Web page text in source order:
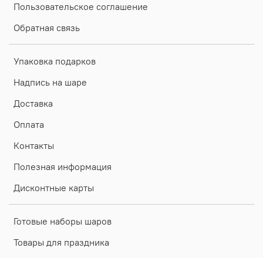
Пользовательское соглашение
Обратная связь
Упаковка подарков
Надпись на шаре
Доставка
Оплата
Контакты
Полезная информация
Дисконтные карты
Готовые наборы шаров
Товары для праздника